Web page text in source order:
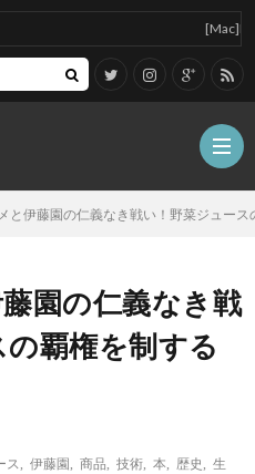
[Mac]Mac mini
と伊藤園の仁義なき戦い！野菜ジュー
園の仁義なき戦
覇権を制する
ス 伊藤園 商品 技術 本 歴史
生